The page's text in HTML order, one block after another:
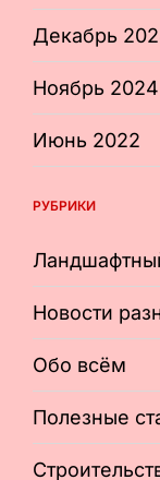
Декабрь
Ноябрь 2024
Июнь 2022
РУБРИКИ
Новости
Обо всём
Полезные